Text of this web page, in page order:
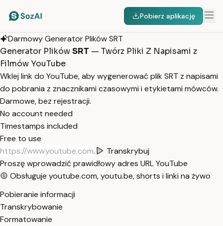
Pobierz aplikację
Darmowy Generator Plików SRT
Generator PlikówSRT — Twórz Pliki Z Napisami z
Filmów YouTube
Wklej link do YouTube, aby wygenerować plik SRT z napisami
do pobrania z znacznikami czasowymi i etykietami mówców.
Darmowe, bez rejestracji.
No account needed
Timestamps included
Free to use
Transkrybuj
Proszę wprowadzić prawidłowy adres URL YouTube
Obsługuje youtube.com, youtu.be, shorts i linki na żywo
Pobieranie informacji
Transkrybowanie
Formatowanie